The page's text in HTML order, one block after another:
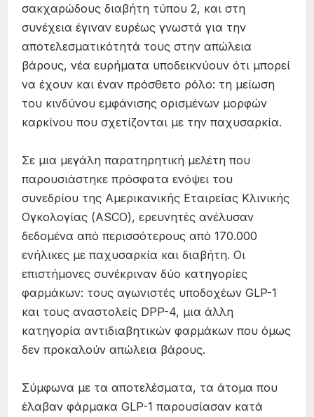
σακχαρώδους διαβήτη τύπου 2, και στη
συνέχεια έγιναν ευρέως γνωστά για την
αποτελεσματικότητά τους στην απώλεια
βάρους, νέα ευρήματα υποδεικνύουν ότι μπορεί
να έχουν και έναν πρόσθετο ρόλο: τη μείωση
του κινδύνου εμφάνισης ορισμένων μορφών
καρκίνου που σχετίζονται με την παχυσαρκία.
Σε μια μεγάλη παρατηρητική μελέτη που
παρουσιάστηκε πρόσφατα ενόψει του
συνεδρίου της Αμερικανικής Εταιρείας Κλινικής
Ογκολογίας (ASCO), ερευνητές ανέλυσαν
δεδομένα από περισσότερους από 170.000
ενήλικες με παχυσαρκία και διαβήτη. Οι
επιστήμονες συνέκριναν δύο κατηγορίες
φαρμάκων: τους αγωνιστές υποδοχέων GLP-1
και τους αναστολείς DPP-4, μια άλλη
κατηγορία αντιδιαβητικών φαρμάκων που όμως
δεν προκαλούν απώλεια βάρους.
Σύμφωνα με τα αποτελέσματα, τα άτομα που
έλαβαν φάρμακα GLP-1 παρουσίασαν κατά